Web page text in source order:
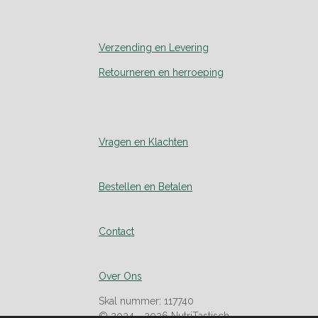
Verzending en Levering
Retourneren en herroeping
Vragen en Klachten
Bestellen en Betalen
Contact
Over Ons
Skal nummer: 117740
© 2024 - 2026 NutriTastisch